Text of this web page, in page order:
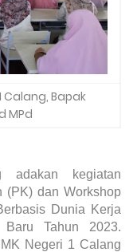
Calang, Bapak
MPd
kegiatan
(PK) dan Workshop
Dunia Kerja
Tahun 2023.
Negeri 1 Calang